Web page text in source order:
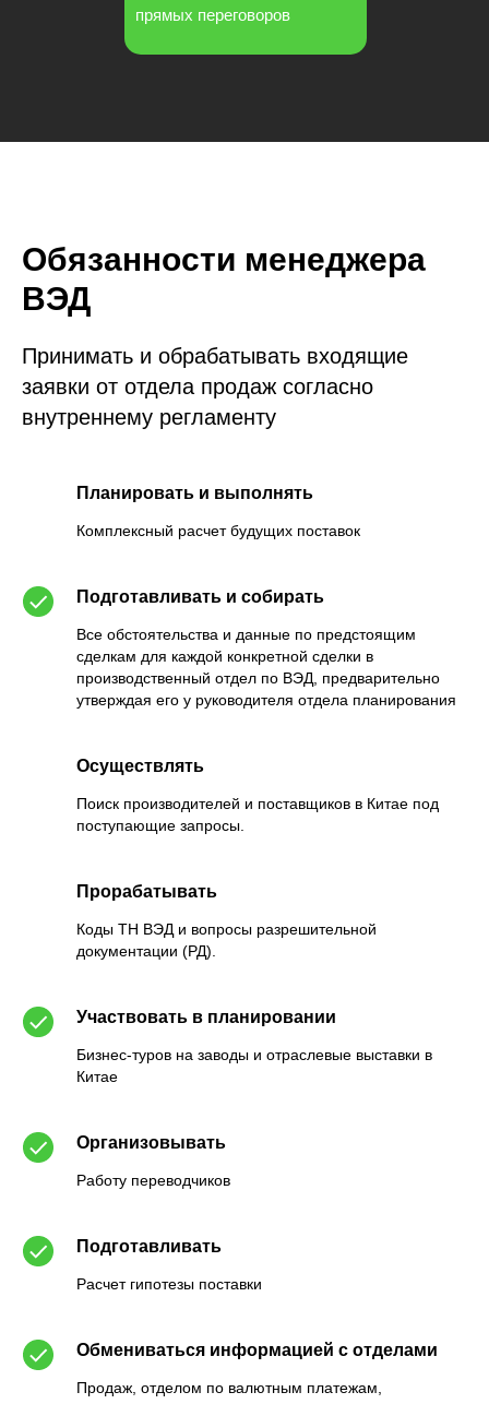
прямых переговоров
Обязанности менеджера
ВЭД
Принимать и обрабатывать входящие
заявки от отдела продаж согласно
внутреннему регламенту
Планировать и выполнять
Комплексный расчет будущих поставок
Подготавливать и собирать
Все обстоятельства и данные по предстоящим
сделкам для каждой конкретной сделки в
производственный отдел по ВЭД, предварительно
утверждая его у руководителя отдела планирования
Осуществлять
Поиск производителей и поставщиков в Китае под
поступающие запросы.
Прорабатывать
Коды ТН ВЭД и вопросы разрешительной
документации (РД).
Участвовать в планировании
Бизнес-туров на заводы и отраслевые выставки в
Китае
Организовывать
Работу переводчиков
Подготавливать
Расчет гипотезы поставки
Обмениваться информацией с отделами
Продаж, отделом по валютным платежам,